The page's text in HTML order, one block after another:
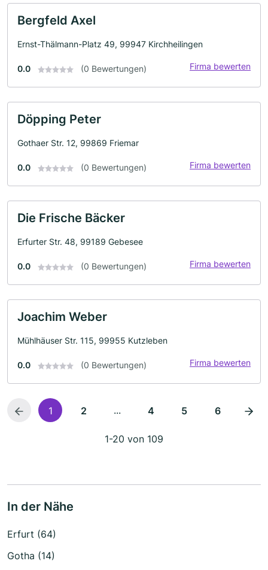
Bergfeld Axel
Ernst-Thälmann-Platz 49, 99947 Kirchheilingen
0.0 (0 Bewertungen) Firma bewerten
Döpping Peter
Gothaer Str. 12, 99869 Friemar
0.0 (0 Bewertungen) Firma bewerten
Die Frische Bäcker
Erfurter Str. 48, 99189 Gebesee
0.0 (0 Bewertungen) Firma bewerten
Joachim Weber
Mühlhäuser Str. 115, 99955 Kutzleben
0.0 (0 Bewertungen) Firma bewerten
1 2 ... 4 5 6
1-20 von 109
In der Nähe
Erfurt (64)
Gotha (14)